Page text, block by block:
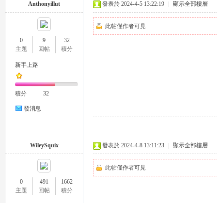
Anthonyillut
0
主題
9
回帖
32
積分
新手上路
積分 32
發消息
發表於 2024-4-5 13:22:19 顯示全部樓層
此帖僅作者可見
WileySquix
0
主題
491
回帖
1662
積分
發表於 2024-4-8 13:11:23 顯示全部樓層
此帖僅作者可見